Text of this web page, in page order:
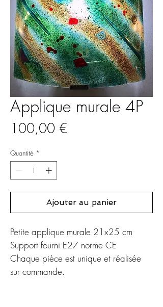
Applique murale 4P
100,00 €
Quantité *
Ajouter au panier
Petite applique murale 21x25 cm
Support fourni E27 norme CE
Chaque pièce est unique et réalisée
sur commande.